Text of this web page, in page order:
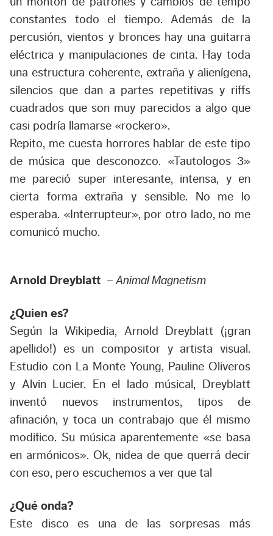
constantes todo el tiempo. Además de la
percusión, vientos y bronces hay una guitarra
eléctrica y manipulaciones de cinta. Hay toda
una estructura coherente, extraña y alienígena,
silencios que dan a partes repetitivas y riffs
cuadrados que son muy parecidos a algo que
casi podría llamarse «rockero».
Repito, me cuesta horrores hablar de este tipo
de música que desconozco. «Tautologos 3»
me pareció super interesante, intensa, y en
cierta forma extraña y sensible. No me lo
esperaba. «Interrupteur», por otro lado, no me
comunicó mucho.
Arnold Dreyblatt – Animal Magnetism
¿Quien es?
Según la Wikipedia, Arnold Dreyblatt (¡gran
apellido!) es un compositor y artista visual.
Estudio con La Monte Young, Pauline Oliveros
y Alvin Lucier. En el lado músical, Dreyblatt
inventó nuevos instrumentos, tipos de
afinación, y toca un contrabajo que él mismo
modifico. Su música aparentemente «se basa
en armónicos». Ok, nidea de que querrá decir
con eso, pero escuchemos a ver que tal
¿Qué onda?
Este disco es una de las sorpresas más